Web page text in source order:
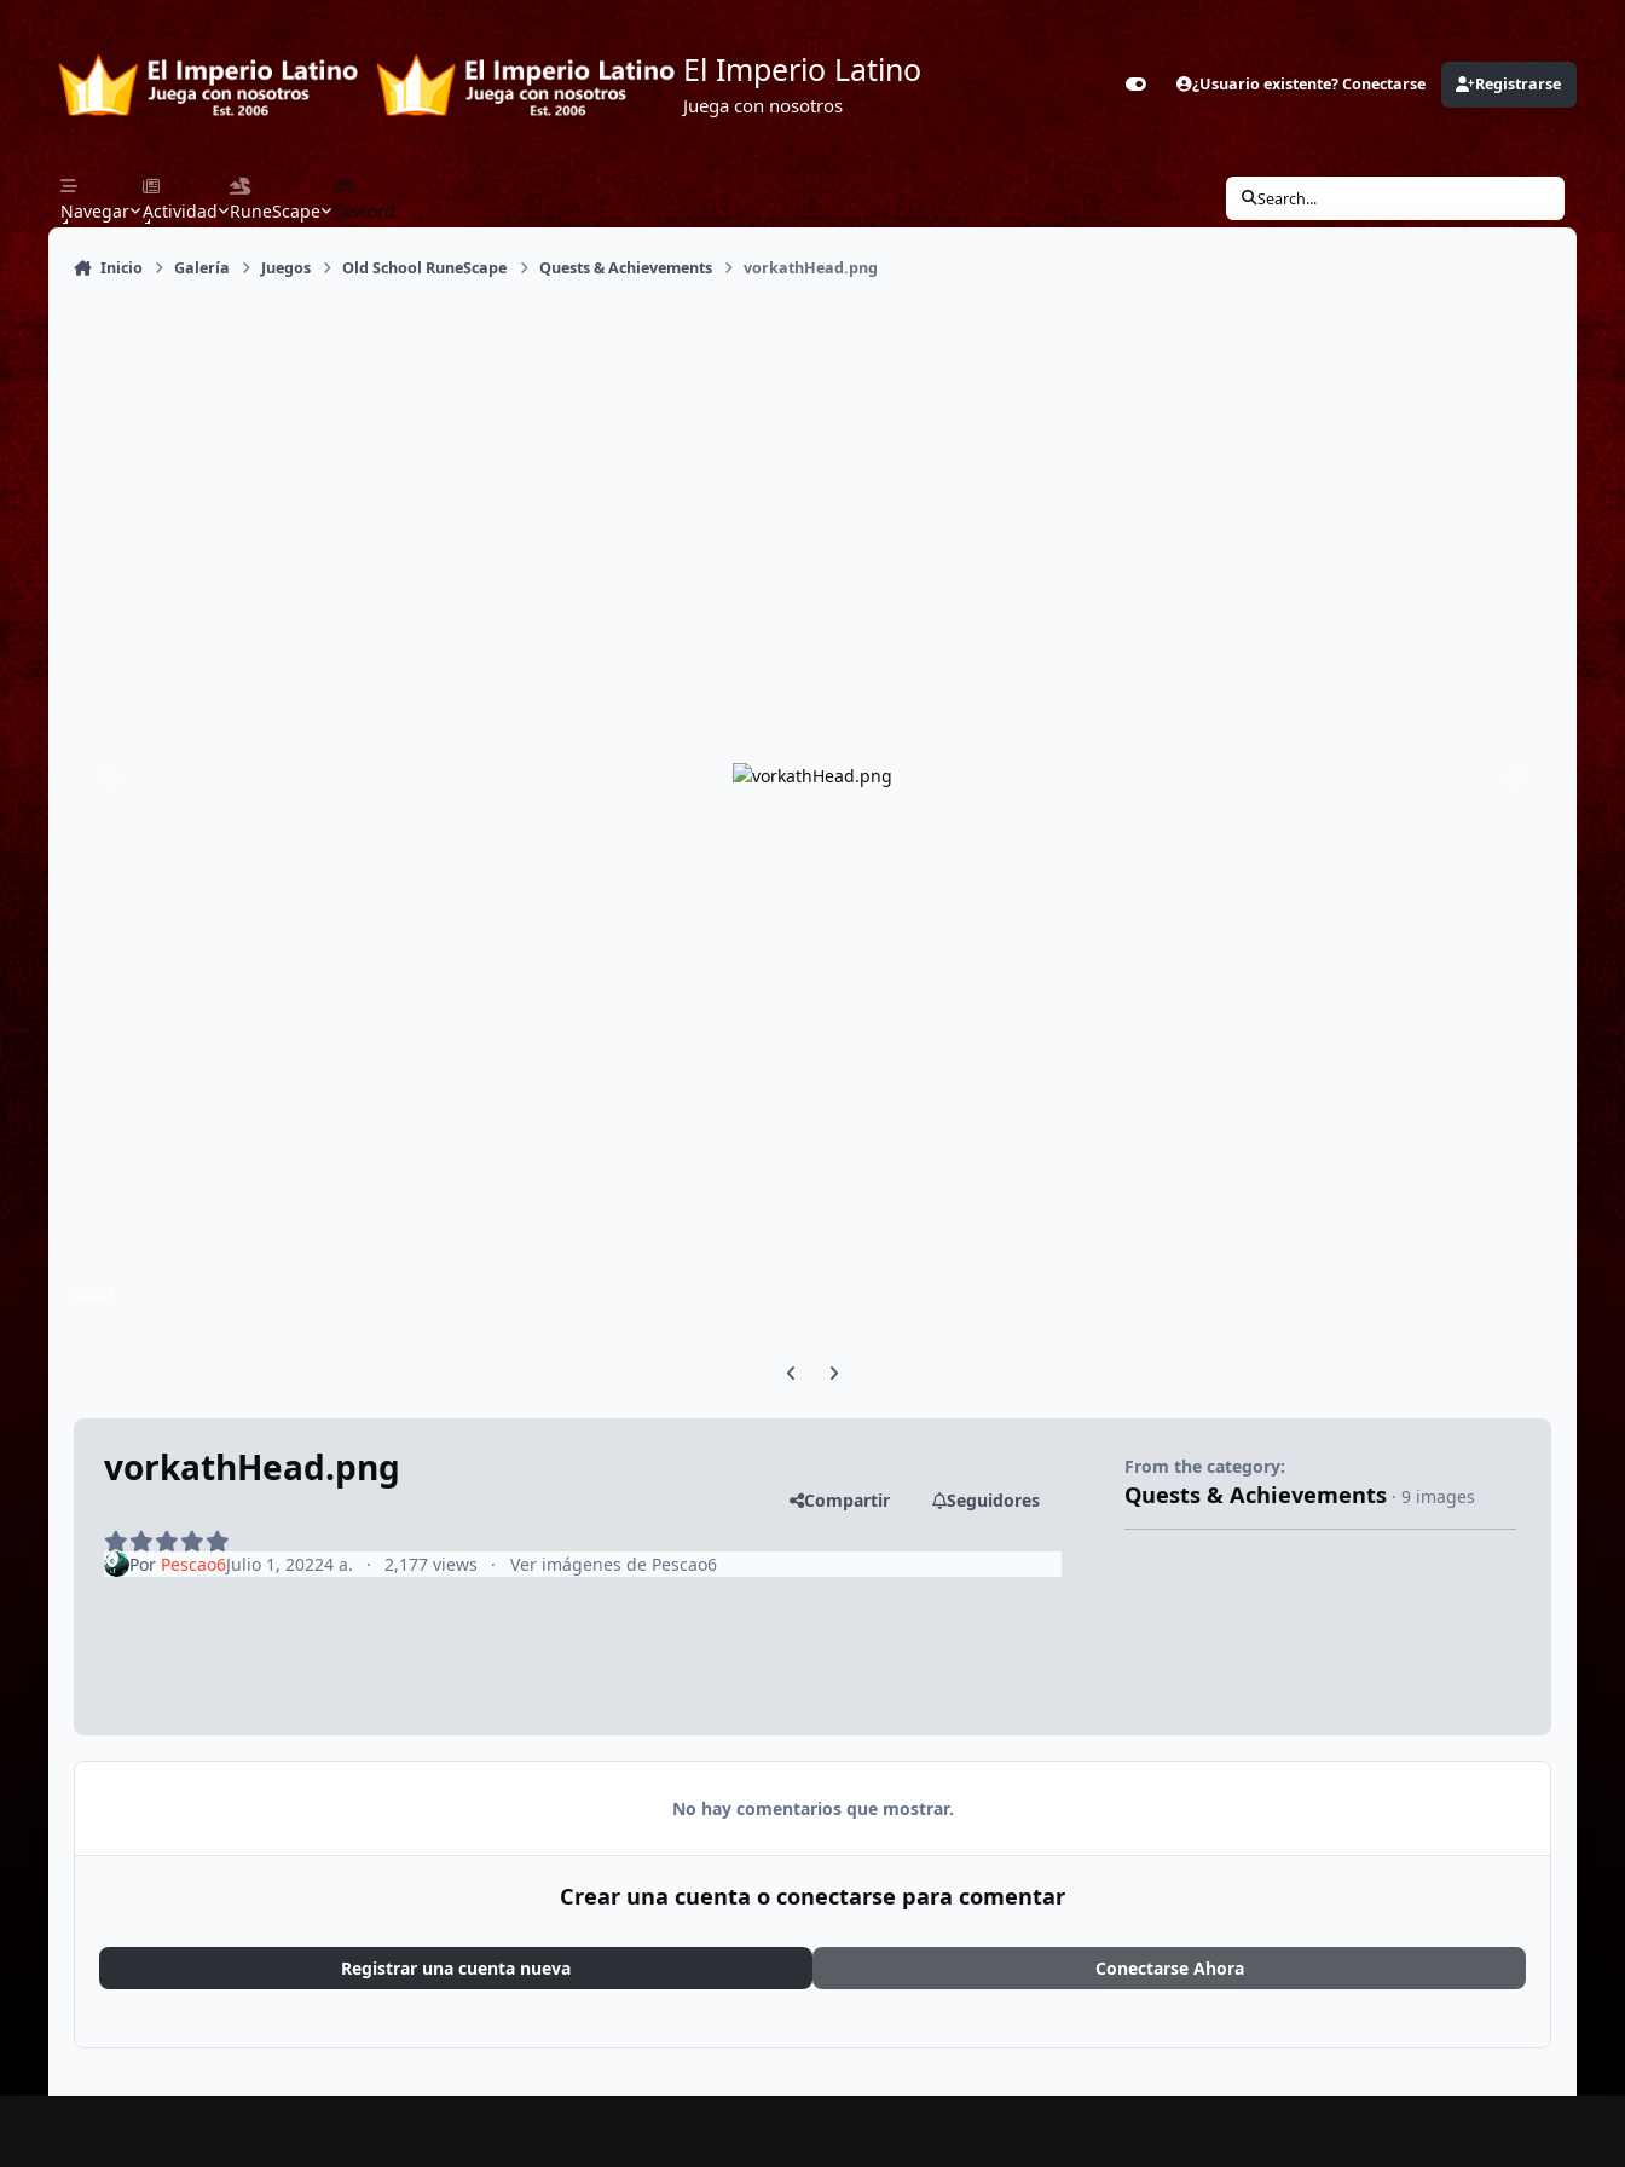
Saltar a contenido
El Imperio Latino
Juega con nosotros Customizer¿Usuario existente? Conectarse Registrarse
Navegar Actividad RuneScape Discord
Search...
Inicio Galería Juegos Old School RuneScape Quests & Achievements vorkathHead.png
Previous carousel slide
Next carousel slide
vorkathHead.png
Compartir Seguidores
Por Pescao6Julio 1, 20224 a. 2,177 views Ver imágenes de Pescao6
From the category:
Quests & Achievements · 9 images
No hay comentarios que mostrar.
Crear una cuenta o conectarse para comentar
Registrar una cuenta nueva Conectarse Ahora